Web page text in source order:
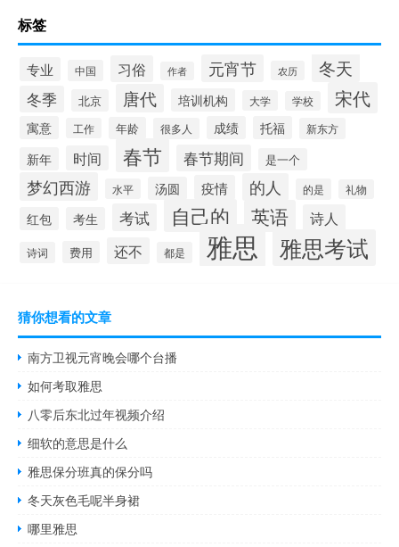
标签
专业 中国 习俗 作者 元宵节 农历 冬天
冬季 北京 唐代 培训机构 大学 学校 宋代
寓意 工作 年龄 很多人 成绩 托福 新东方
新年 时间 春节 春节期间 是一个
梦幻西游 水平 汤圆 疫情 的人 的是 礼物
红包 考生 考试 自己的 英语 诗人
诗词 费用 还不 都是 雅思 雅思考试
猜你想看的文章
南方卫视元宵晚会哪个台播
如何考取雅思
八零后东北过年视频介绍
细软的意思是什么
雅思保分班真的保分吗
冬天灰色毛呢半身裙
哪里雅思